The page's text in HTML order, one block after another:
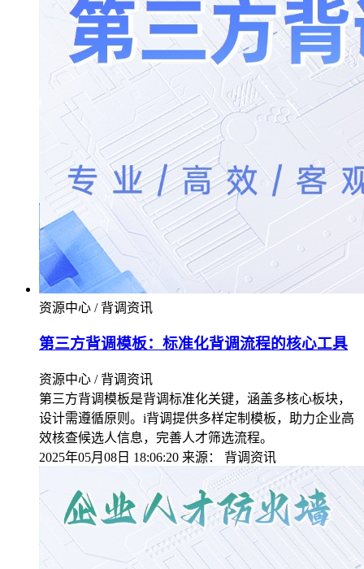
资源中心 / 背调资讯
第三方背调模板：标准化背调流程的核心工具​
资源中心 / 背调资讯
第三方背调模板是背调标准化关键，涵盖多核心板块，
设计需遵循原则。i背调提供多样定制模板，助力企业高
效核查候选人信息，完善人才筛选流程。
2025年05月08日 18:06:20 来源： 背调资讯